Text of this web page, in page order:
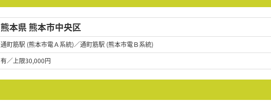
熊本県 熊本市中央区
通町筋駅 (熊本市電Ａ系統)／通町筋駅 (熊本市電Ｂ系統)
有／上限30,000円